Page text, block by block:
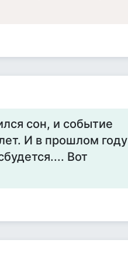
сон, и событие
И в прошлом году
Вот